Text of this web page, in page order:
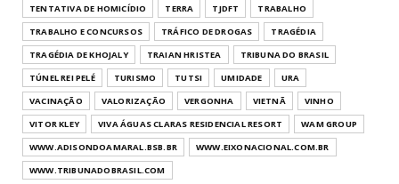
TENTATIVA DE HOMICÍDIO
TERRA TJDFT
TRABALHO
TRABALHO E CONCURSOS
TRÁFICO DE DROGAS
TRAGÉDIA
TRAGÉDIA DE KHOJALY
TRAIAN HRISTEA
TRIBUNA DO BRASIL
TÚNEL REI PELÉ
TURISMO TUTSI UMIDADE
URA
VACINAÇÃO
VALORIZAÇÃO VERGONHA VIETNÃ
VINHO
VITOR KLEY
VIVA ÁGUAS CLARAS RESIDENCIAL RESORT
WAM GROUP
WWW.ADISONDOAMARAL.BSB.BR
WWW.EIXONACIONAL.COM.BR
WWW.TRIBUNADOBRASIL.COM